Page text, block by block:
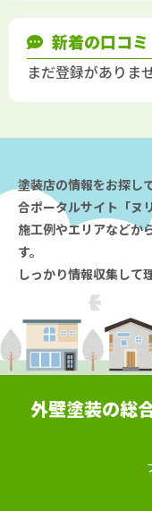
新着の口コミ
まだ登録がありま
塗装店の情報をお探し
合ポータルサイト「ヌ
施工例やエリアなどか
す。
しっかり情報収集して
外壁塗装の総